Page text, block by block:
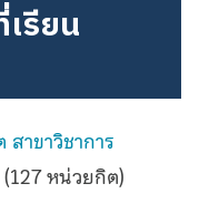
รียน
าขาวิชาการ
(127 หน่วยกิต)